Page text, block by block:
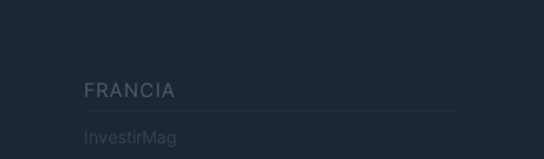
FRANCIA
InvestirMag